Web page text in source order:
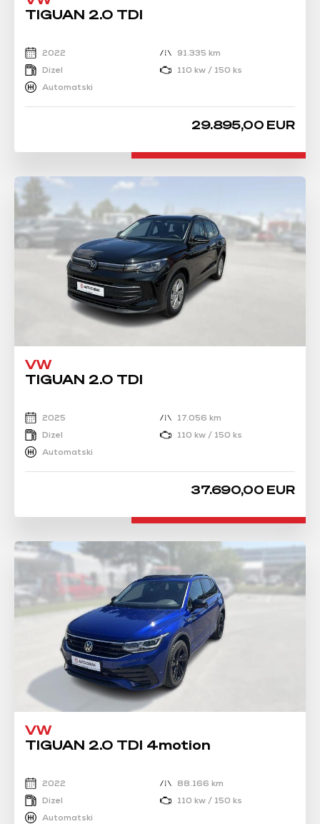
TIGUAN 2.0 TDI
2022
91.335 km
Dizel
110 kw / 150 ks
Automatski
29.895,00 EUR
VW
TIGUAN 2.0 TDI
2025
17.056 km
Dizel
110 kw / 150 ks
Automatski
37.690,00 EUR
VW
TIGUAN 2.0 TDI 4motion
2022
88.166 km
Dizel
110 kw / 150 ks
Automatski